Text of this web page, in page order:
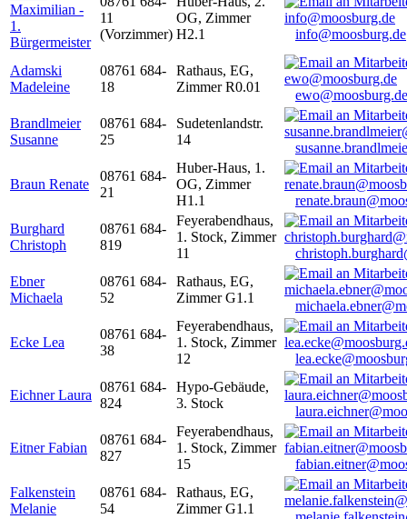
Maximilian -
1.
Bürgermeister
11
(Vorzimmer)
OG, Zimmer
H2.1
info@moosburg.de
Adamski
Madeleine
08761 684-
18
Rathaus, EG,
Zimmer R0.01
ewo@moosburg.de
Brandlmeier
Susanne
08761 684-
25
Sudetenlandstr.
14
Braun Renate
08761 684-
21
Huber-Haus, 1.
OG, Zimmer
H1.1
Burghard
Christoph
08761 684-
819
Feyerabendhaus,
1. Stock, Zimmer
11
Ebner
Michaela
08761 684-
52
Rathaus, EG,
Zimmer G1.1
Ecke Lea
08761 684-
38
Feyerabendhaus,
1. Stock, Zimmer
12
Eichner Laura
08761 684-
824
Hypo-Gebäude,
3. Stock
Eitner Fabian
08761 684-
827
Feyerabendhaus,
1. Stock, Zimmer
15
Falkenstein
Melanie
08761 684-
54
Rathaus, EG,
Zimmer G1.1